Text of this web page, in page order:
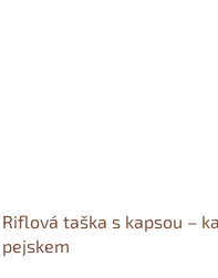
Riflová taška s kapsou –
pejskem